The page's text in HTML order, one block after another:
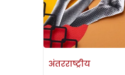
अंतरराष्ट्रीय